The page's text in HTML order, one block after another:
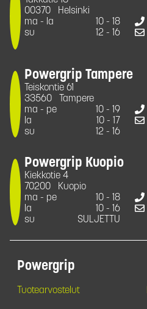
00370
Helsinki
ma - la
10 - 18
su
12 - 16
Powergrip Tampere
Teiskontie 61
33560
Tampere
ma - pe
10 - 19
la
10 - 17
su
12 - 16
Powergrip Kuopio
Kiekkotie 4
70200
Kuopio
ma - pe
10 - 18
la
10 - 16
su
SULJETTU
Powergrip
Tuotearvostelut